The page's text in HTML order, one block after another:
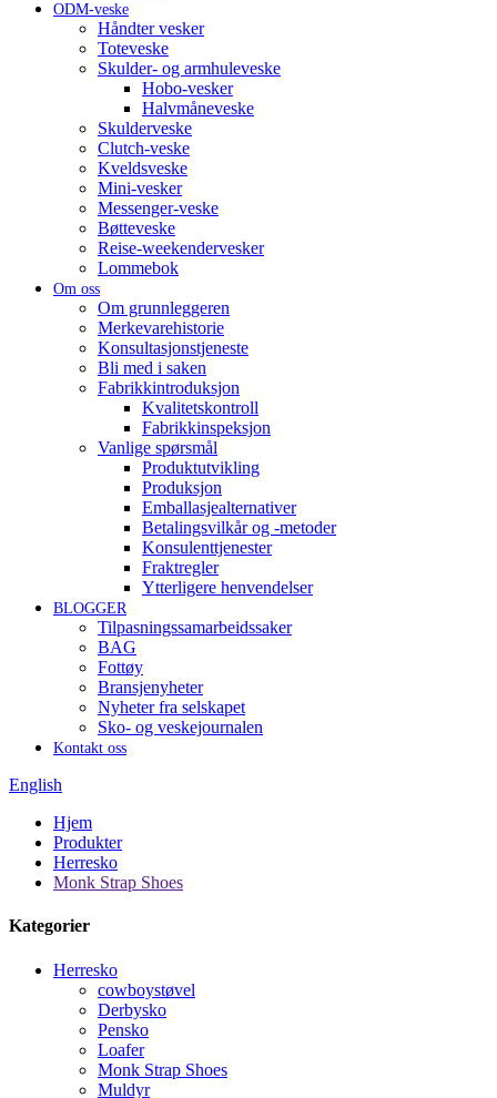
ODM-veske
Håndter vesker
Toteveske
Skulder- og armhuleveske
Hobo-vesker
Halvmåneveske
Skulderveske
Clutch-veske
Kveldsveske
Mini-vesker
Messenger-veske
Bøtteveske
Reise-weekendervesker
Lommebok
Om oss
Om grunnleggeren
Merkevarehistorie
Konsultasjonstjeneste
Bli med i saken
Fabrikkintroduksjon
Kvalitetskontroll
Fabrikkinspeksjon
Vanlige spørsmål
Produktutvikling
Produksjon
Emballasjealternativer
Betalingsvilkår og -metoder
Konsulenttjenester
Fraktregler
Ytterligere henvendelser
BLOGGER
Tilpasningssamarbeidssaker
BAG
Fottøy
Bransjenyheter
Nyheter fra selskapet
Sko- og veskejournalen
Kontakt oss
English
Hjem
Produkter
Herresko
Monk Strap Shoes
Kategorier
Herresko
cowboystøvel
Derbysko
Pensko
Loafer
Monk Strap Shoes
Muldyr